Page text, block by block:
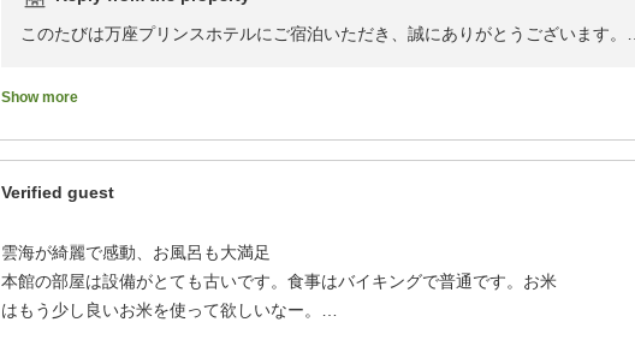
りできた事が良かったです。
た!
https://review.travel.rakuten.co.jp/hotel/voice/30739?
このたびは万座プリンスホテルにご宿泊いただき、誠にありがとうございます。
また、ご感想をお寄せいただきましたこと、心より御礼申しあげます。
施設につきましては経年を感じられる部分もございますが、館内の清掃状態をご
ありがとうございます。
また、女性露天風呂にてゆっくりとお過ごしいただけたとのこと、何よりでござ
Show more
Verified guest
雲海が綺麗で感動、お風呂も大満足
本館の部屋は設備がとても古いです。食事はバイキングで普通です。お米
はもう少し良いお米を使って欲しいなー。